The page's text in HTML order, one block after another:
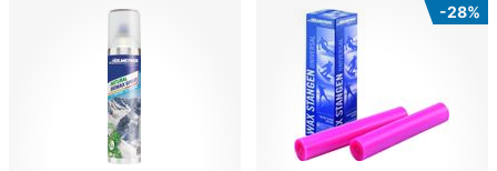
-28%